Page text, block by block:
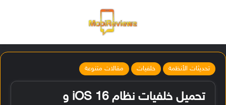
تحديثات الأنظمة خلفيات مقالات متنوعة
تحميل خلفيات نظام iOS 16 و